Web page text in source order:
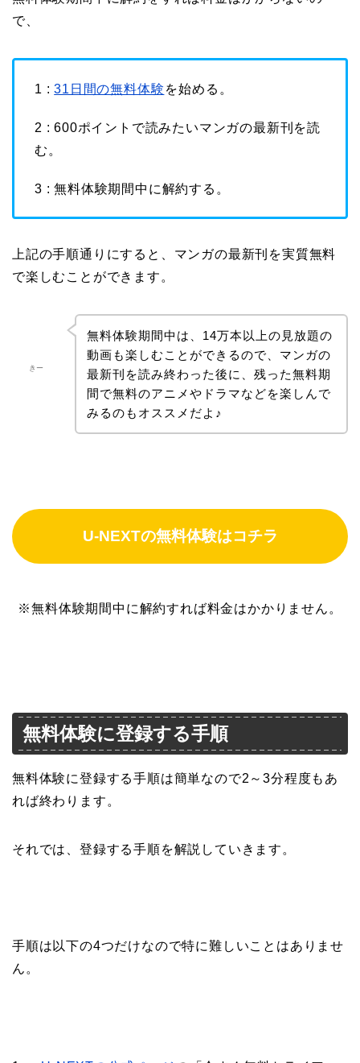
で、
1 :31日間の無料体験 を始める。
2 : 600ポイントで読みたいマンガの最新刊を読
む。
3 : 無料体験期間中に解約する。
上記の手順通りにすると、マンガの最新刊を実質無料
で楽しむことができます。
きー
無料体験期間中は、14万本以上の見放題の
動画も楽しむことができるので、マンガの
最新刊を読み終わった後に、残った無料期
間で無料のアニメやドラマなどを楽しんで
みるのもオススメだよ♪
U-NEXTの無料体験はコチラ
※無料体験期間中に解約すれば料金はかかりません。
無料体験に登録する手順
無料体験に登録する手順は簡単なので2～3分程度もあ
れば終わります。
それでは、登録する手順を解説していきます。
手順は以下の4つだけなので特に難しいことはありませ
ん。